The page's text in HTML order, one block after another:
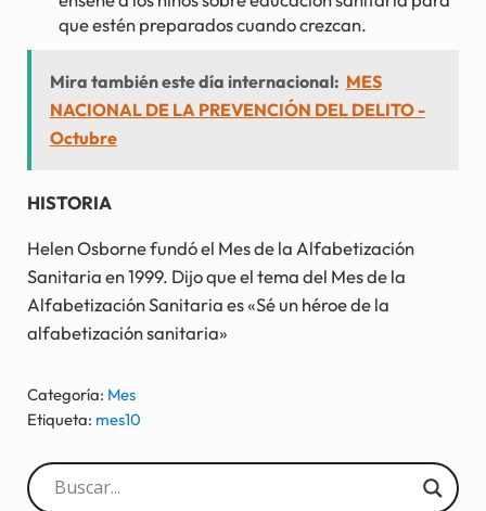
que estén preparados cuando crezcan.
Mira también este día internacional: MES
NACIONAL DE LA PREVENCIÓN DEL DELITO -
Octubre
HISTORIA
Helen Osborne fundó el Mes de la Alfabetización
Sanitaria en 1999. Dijo que el tema del Mes de la
Alfabetización Sanitaria es «Sé un héroe de la
alfabetización sanitaria»
Categoría: Mes
Etiqueta: mes10
Sidebar